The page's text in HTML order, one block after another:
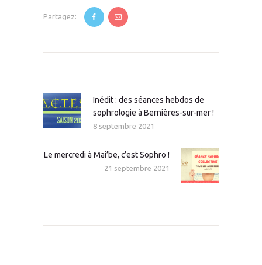
Partagez:
l’article
Article
précédent
:
Inédit : des séances hebdos de
sophrologie à Bernières-sur-mer !
8 septembre 2021
suivant
Le mercredi à Mai’be, c’est Sophro !
21 septembre 2021